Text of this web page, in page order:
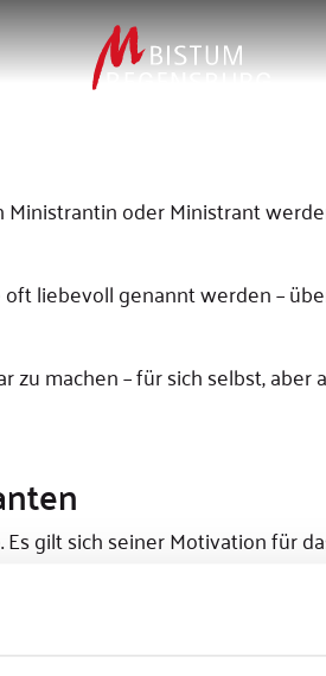
oder Ministrant
liebevoll genannt werden –
zu machen – für sich selbst,
gilt sich seiner Motivation für
unterschiedlich
Ministrant welchen Dienst